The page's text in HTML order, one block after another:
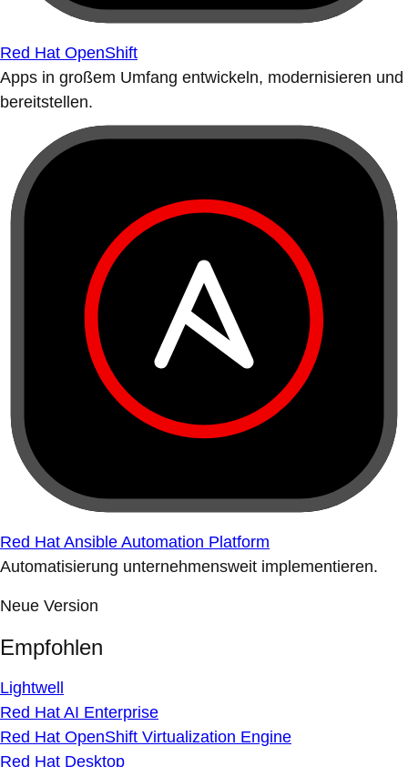
Red Hat OpenShift
Apps in großem Umfang entwickeln, modernisieren und
bereitstellen.
Red Hat Ansible Automation Platform
Automatisierung unternehmensweit implementieren.
Neue Version
Empfohlen
Lightwell
Red Hat AI Enterprise
Red Hat OpenShift Virtualization Engine
Red Hat Desktop